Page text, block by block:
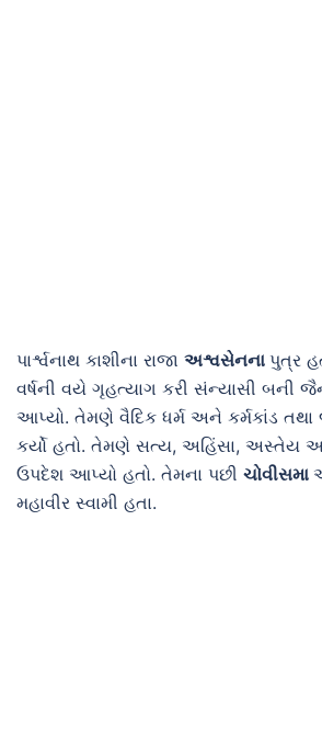
પાર્શ્વનાથ કાશીના રાજા અશ્વસેનના પુત્ર
વર્ષની વયે ગૃહત્યાગ કરી સંન્યાસી બની
આપ્યો. તેમણે વૈદિક ધર્મ અને કર્મકાંડ તથા
કર્યો હતો. તેમણે સત્ય, અહિંસા, અસ્તેય
ઉપદેશ આપ્યો હતો. તેમના પછી ચોવીસમા
મહાવીર સ્વામી હતા.